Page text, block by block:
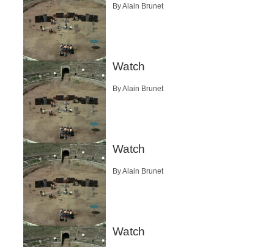
By Alain Brunet
Watch
By Alain Brunet
Watch
By Alain Brunet
Watch